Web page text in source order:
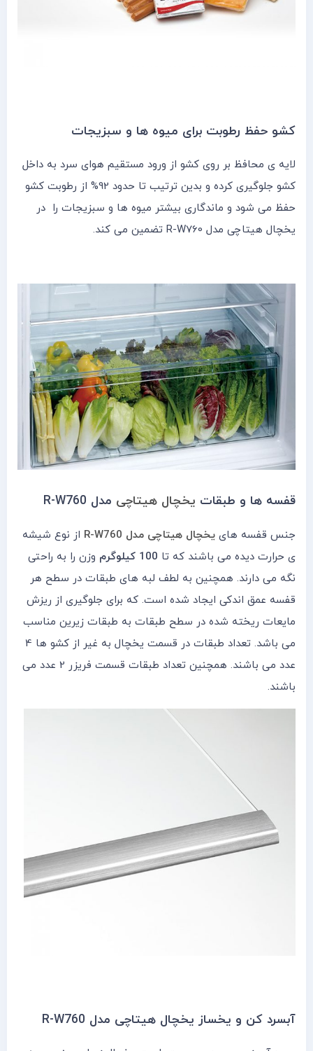
کشو حفظ رطوبت برای میوه ها و سبزیجات
لایه ی محافظ بر روی کشو از ورود مستقیم هوای سرد به داخل
کشو جلوگیری کرده و بدین ترتیب تا حدود 92% از رطوبت کشو
حفظ می شود و ماندگاری بیشتر میوه ها و سبزیجات را در
یخچال هیتاچی مدل R-W760 تضمین می کند.
قفسه ها و طبقات یخچال هیتاچی مدل R-W760
جنس قفسه های یخچال هیتاچی مدل R-W760
از نوع شیشه
ی حرارت دیده می باشند که تا 100 کیلوگرم
وزن را به راحتی
نگه می دارند. همچنین به لطف لبه های طبقات در سطح هر
قفسه عمق اندکی ایجاد شده است. که برای جلوگیری از ریزش
مایعات ریخته شده در سطح طبقات به طبقات زیرین مناسب
می باشد. تعداد طبقات در قسمت یخچال به غیر از کشو ها 4
عدد می باشند. همچنین تعداد طبقات قسمت فریزر 2 عدد می
باشند.
آبسرد کن و یخساز یخچال هیتاچی مدل R-W760